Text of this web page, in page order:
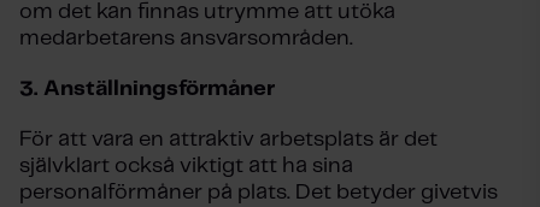
om det kan finnas utrymme att utöka
medarbetarens ansvarsområden.
3. Anställningsförmåner
För att vara en attraktiv arbetsplats är det
självklart också viktigt att ha sina
personalförmåner på plats. Det betyder givetvis